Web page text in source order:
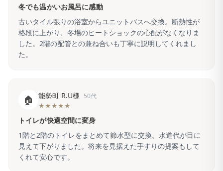
冬でも温かいお風呂に感動
古いタイル張りの浴室からユニットバスへ交換。断熱性が
格段に上がり、冬場のヒートショックの心配がなくなりま
した。2階の配管との兼ね合いも丁寧に説明してくれまし
た。
🏠 能勢町 R.U様 50代
★★★★★
トイレが快適空間に変身
1階と2階のトイレをまとめて節水型に交換。水道代が目に
見えて下がりました。将来を見据えた手すりの提案もして
くれて安心です。